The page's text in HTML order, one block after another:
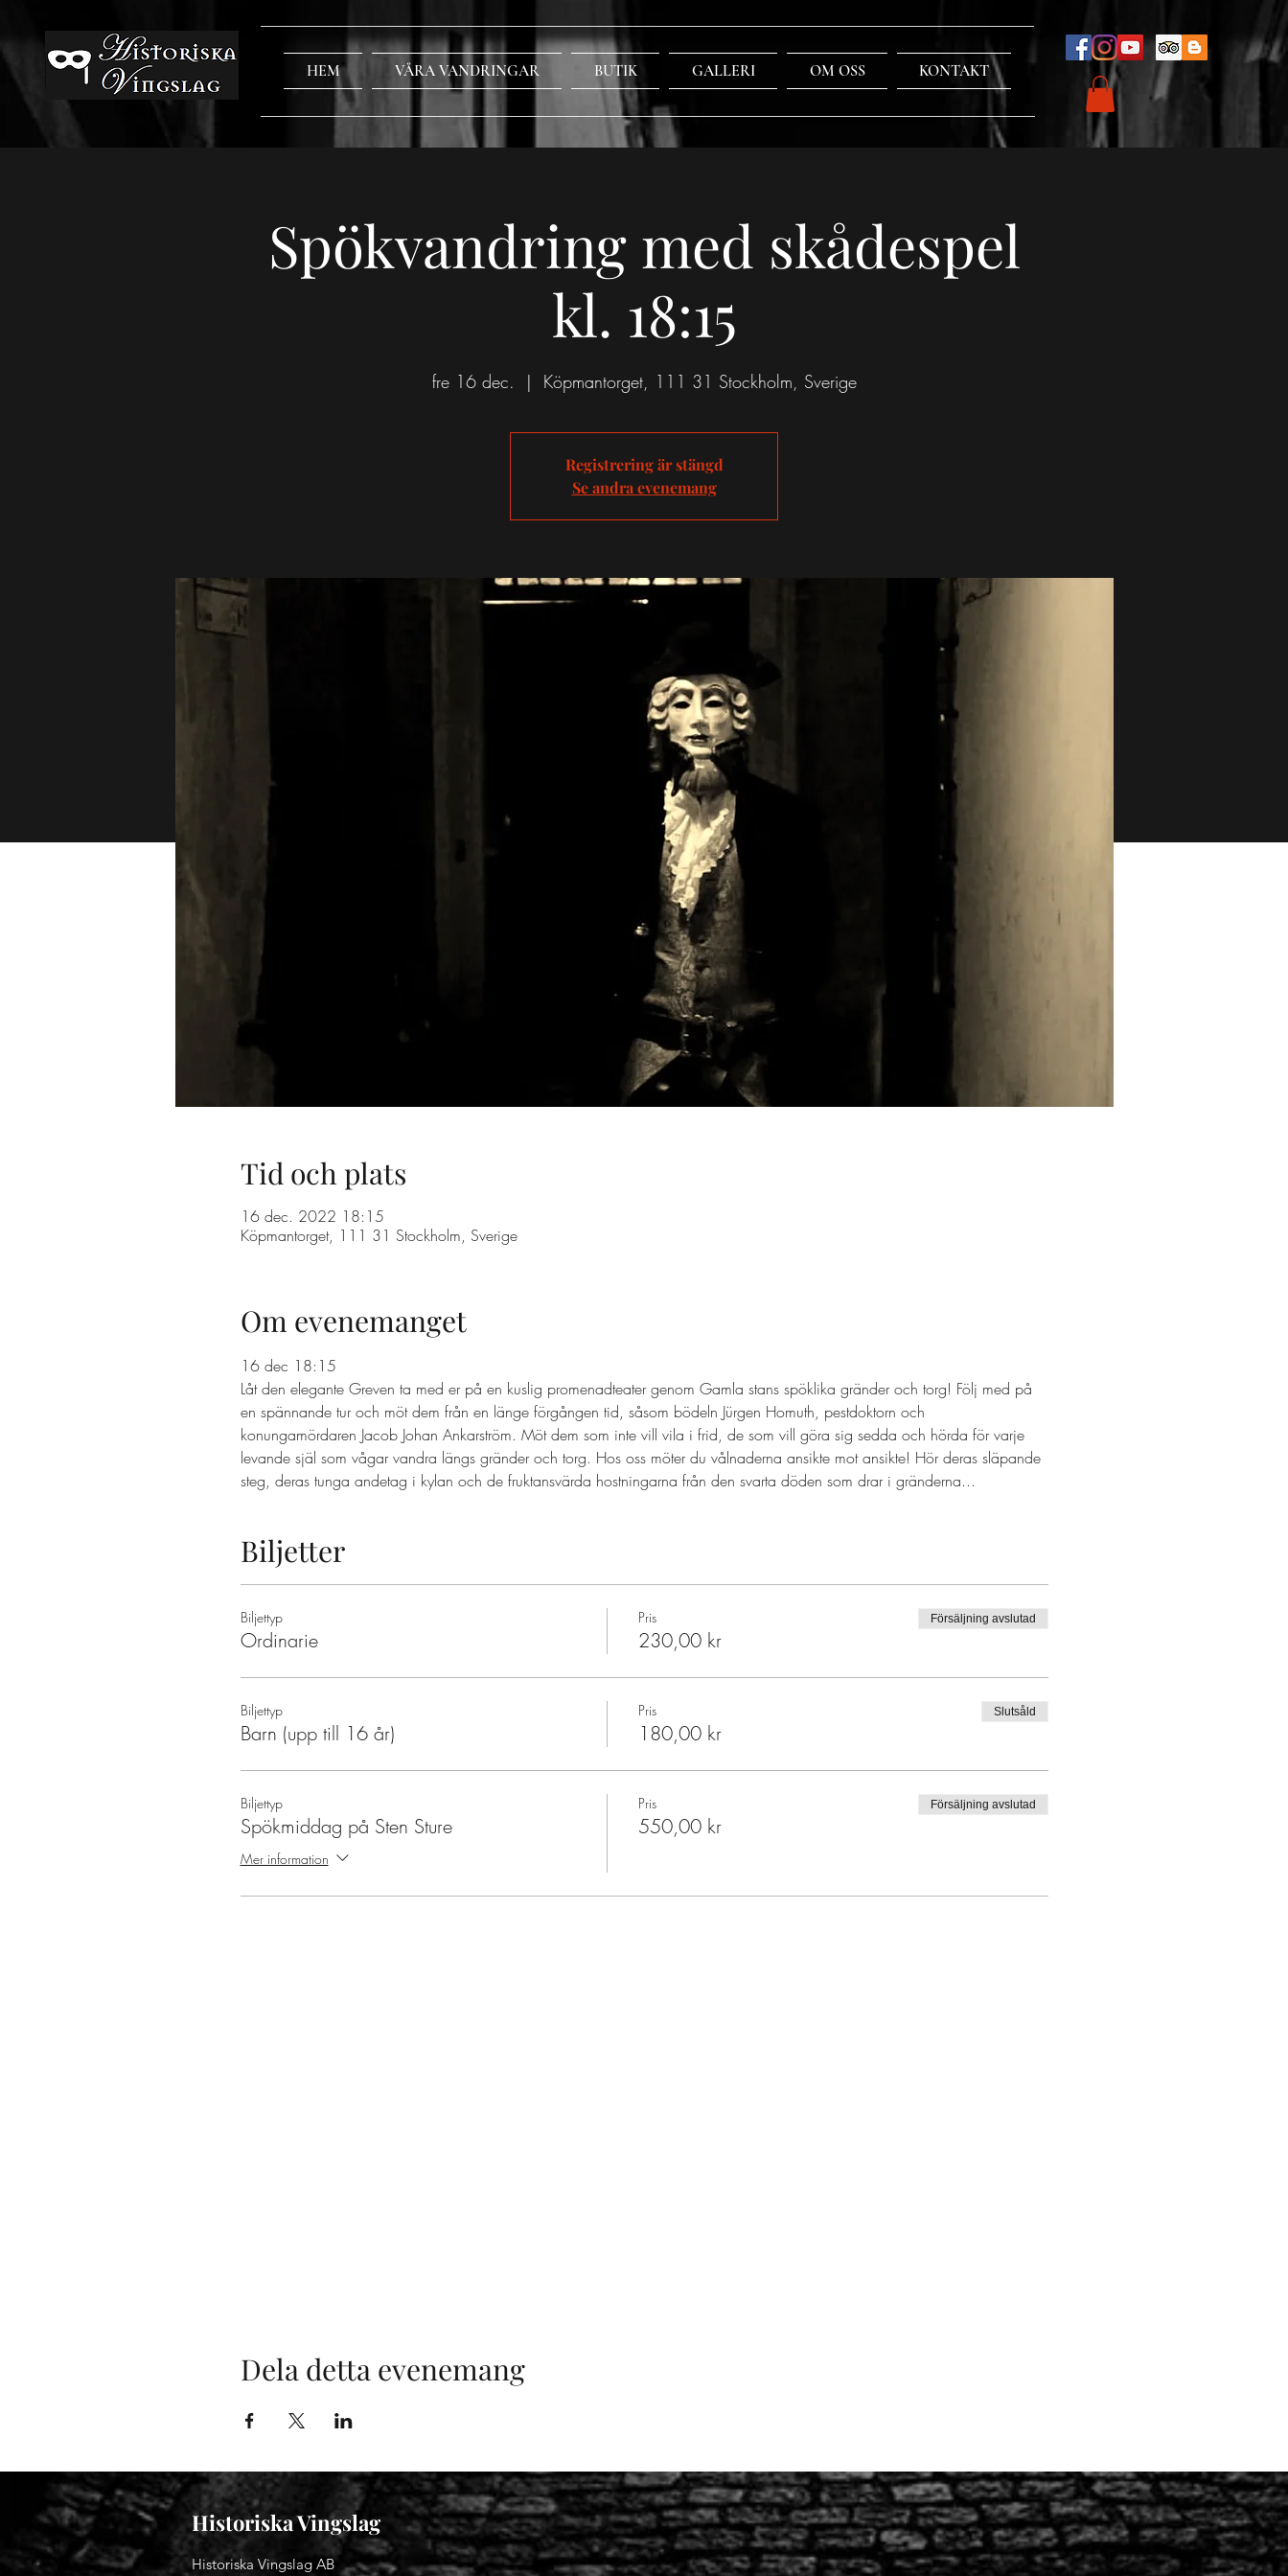
HEM VÅRA VANDRINGAR BUTIK GALLERI OM OSS KONTAKT
Spökvandring med skådespel
kl. 18:15
fre 16 dec.
  |
Köpmantorget, 111 31 Stockholm, Sverige
Registrering är stängd
Se andra evenemang
Tid och plats
16 dec. 2022 18:15
Köpmantorget, 111 31 Stockholm, Sverige
Om evenemanget
16 dec 18:15
Låt den elegante Greven ta med er på en kuslig promenadteater genom Gamla stans spöklika gränder och torg! Följ med på
en spännande tur och möt dem från en länge förgången tid, såsom bödeln Jürgen Homuth, pestdoktorn och
konungamördaren Jacob Johan Ankarström. Möt dem som inte vill vila i frid, de som vill göra sig sedda och hörda för varje
levande själ som vågar vandra längs gränder och torg. Hos oss möter du vålnaderna ansikte mot ansikte! Hör deras släpande
steg, deras tunga andetag i kylan och de fruktansvärda hostningarna från den svarta döden som drar i gränderna...
Biljetter
Biljettyp
Ordinarie
Pris
230,00 kr
Försäljning avslutad
Biljettyp
Barn (upp till 16 år)
Pris
180,00 kr
Slutsåld
Biljettyp
Spökmiddag på Sten Sture
Mer information
Pris
550,00 kr
Försäljning avslutad
Dela detta evenemang
Historiska Vingslag
Historiska Vingslag AB